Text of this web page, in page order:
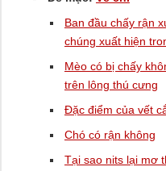
Ban đầu chấy rận
chúng xuất hiện
Mèo có bị chấy
trên lông thú cưng
Đặc điểm của vết
Chó có rận không
Tại sao nits lại mơ